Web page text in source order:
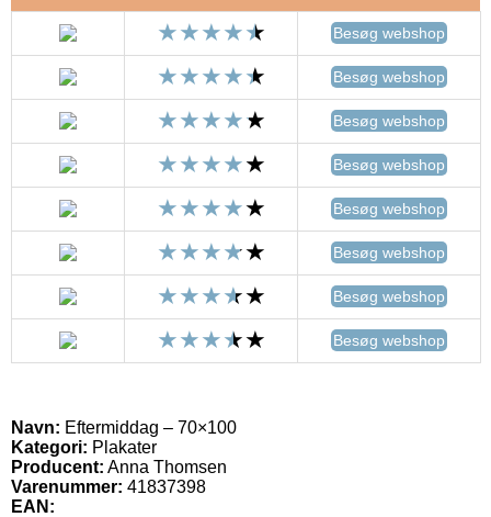
Besøg webshop
Besøg webshop
Besøg webshop
Besøg webshop
Besøg webshop
Besøg webshop
Besøg webshop
Besøg webshop
Navn: Eftermiddag – 70×100
Kategori: Plakater
Producent: Anna Thomsen
Varenummer: 41837398
EAN: